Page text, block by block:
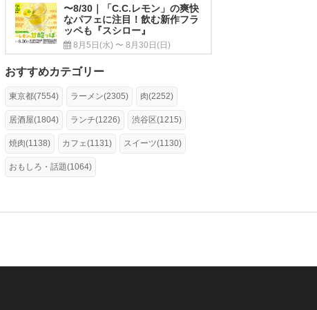
〜8/30｜「C.C.レモン」の爽快
なパフェに注目！飲む新作フラ
ッペも『スシロー』
8月5日(水) 〜 8月30日(日)
おすすめカテゴリー
東京都(7554) ラーメン(2305) 肉(2252)
居酒屋(1804) ランチ(1226) 渋谷区(1215)
焼肉(1138) カフェ(1131) スイーツ(1130)
おもしろ・話題(1064)